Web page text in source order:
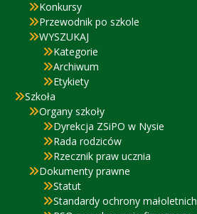
Konkursy
Przewodnik po szkole
WYSZUKAJ
Kategorie
Archiwum
Etykiety
Szkoła
Organy szkoły
Dyrekcja ZSiPO w Nysie
Rada rodziców
Rzecznik praw ucznia
Dokumenty prawne
Statut
Standardy ochrony małoletnich